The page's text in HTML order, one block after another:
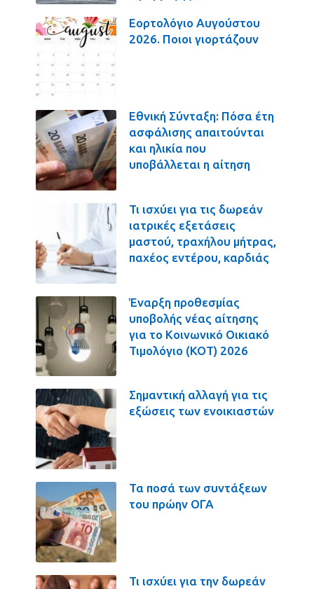
Εορτολόγιο Αυγούστου
2026. Ποιοι γιορτάζουν
Εθνική Σύνταξη: Πόσα έτη
ασφάλισης απαιτούνται
και ηλικία που
υποβάλλεται η αίτηση
Τι ισχύει για τις δωρεάν
ιατρικές εξετάσεις
μαστού, τραχήλου μήτρας,
παχέος εντέρου, καρδιάς
Έναρξη προθεσμίας
υποβολής νέας αίτησης
για το Κοινωνικό Οικιακό
Τιμολόγιο (ΚΟΤ) 2026
Σημαντική αλλαγή για τις
εξώσεις των ενοικιαστών
Τα ποσά των συντάξεων
του πρώην ΟΓΑ
Τι ισχύει για την δωρεάν